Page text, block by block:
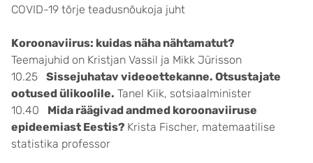
COVID-19 tõrje teadusnõukoja juht
Koroonaviirus: kuidas näha nähtamatut?
Teemajuhid on Kristjan Vassil ja Mikk Jürisson
10.25 Sissejuhatav videoettekanne. Otsustajate
ootused ülikoolile. Tanel Kiik, sotsiaalminister
10.40 Mida räägivad andmed koroonaviiruse
epideemiast Eestis? Krista Fischer, matemaatilise
statistika professor